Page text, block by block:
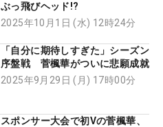
ぶっ飛びヘッド!?
2025年10月1日 (水) 12時24分
「自分に期待しすぎた」シーズン
序盤戦 菅楓華がついに悲願成就
2025年9月29日 (月) 17時00分
スポンサー大会で初Vの菅楓華、